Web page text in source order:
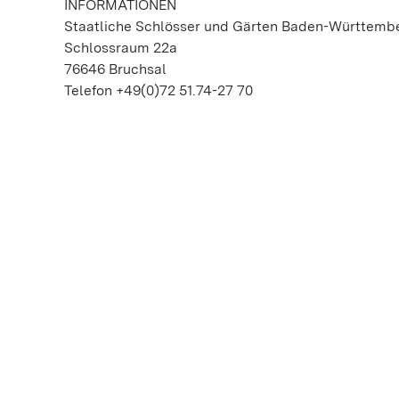
INFORMATIONEN
Staatliche Schlösser und Gärten Baden-
Schlossraum 22a
76646 Bruchsal
Telefon +49(0)72 51.74-27 70